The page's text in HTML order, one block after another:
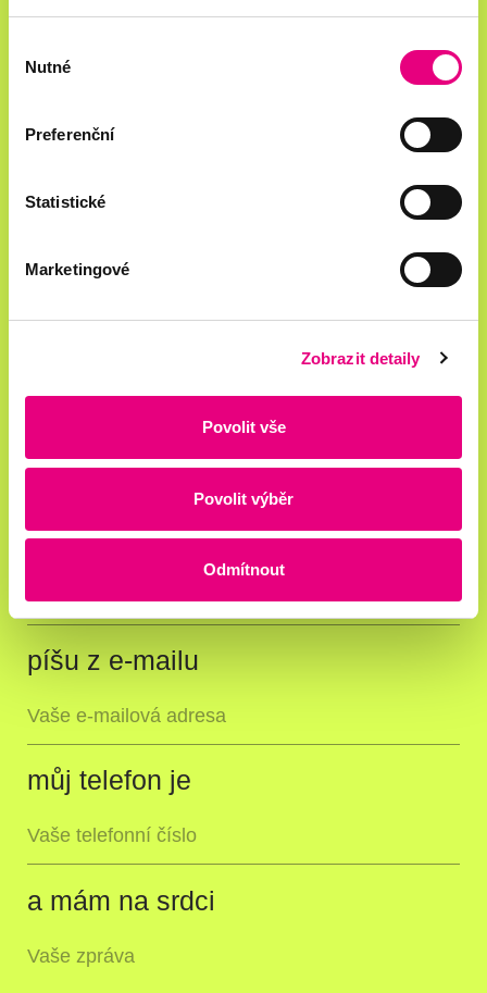
souhlasu
Nutné
Preferenční
Statistické
Marketingové
Zobrazit detaily
Povolit vše
Povolit výběr
Odmítnout
Welcome manager
hello@b-m.cz
Jmenuji se
píšu z e-mailu
můj telefon je
a mám na srdci